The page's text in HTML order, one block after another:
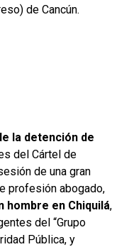
de Cancún.
la detención de
del Cártel de
de una gran
profesión abogado,
hombre en Chiquilá,
del “Grupo
Pública, y